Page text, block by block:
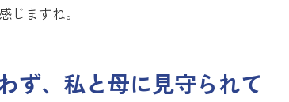
ますね。
ず、私と母に見守られて